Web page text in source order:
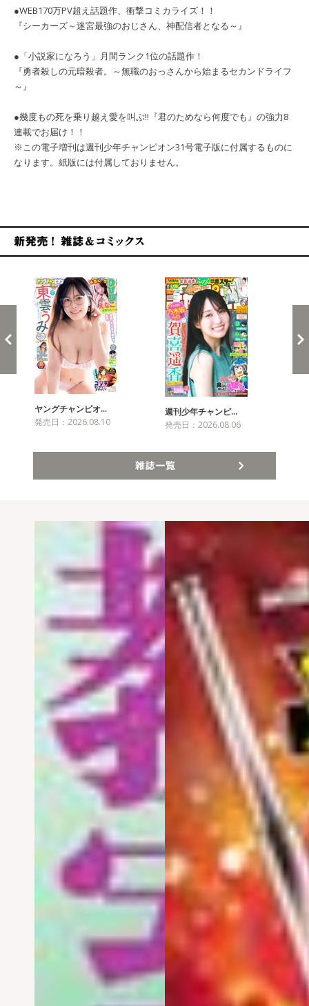
●WEB170万PV超え話題作、衝撃コミカライズ！！
『シーカーズ～迷宮最強のおじさん、神配信者となる～』
●「小説家になろう」月間ランク1位の話題作！
『勇者殺しの元暗殺者。～無職のおっさんから始まるセカンドライフ
～』
●幾度もの死を乗り越え愛を叫ぶ‼『君のためなら何度でも』の強力8
連載でお届け！！
※この電子増刊は週刊少年チャンピオン31号電子版に付属するものに
なります。紙版には付属しておりません。
ヤングチャンピオ…
発売日：2026.08.10
週刊少年チャンピ…
発売日：2026.08.06